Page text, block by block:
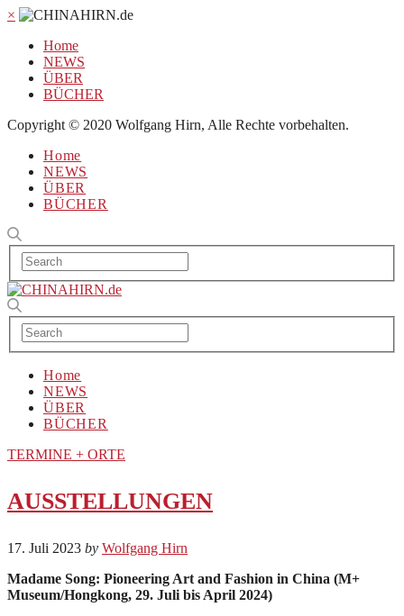
×
Home
NEWS
ÜBER
BÜCHER
Copyright © 2020 Wolfgang Hirn, Alle Rechte vorbehalten.
Home
NEWS
ÜBER
BÜCHER
Home
NEWS
ÜBER
BÜCHER
TERMINE + ORTE
AUSSTELLUNGEN
17. Juli 2023 by Wolfgang Hirn
Madame Song: Pioneering Art and Fashion in China (M+
Museum/Hongkong, 29. Juli bis April 2024)